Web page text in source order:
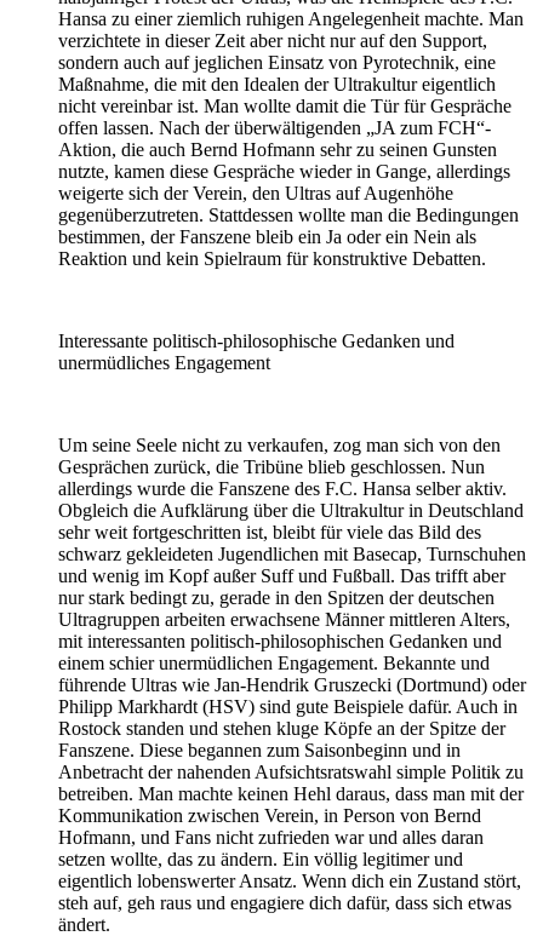
Hansa zu einer ziemlich ruhigen Angelegenheit machte. Man
verzichtete in dieser Zeit aber nicht nur auf den Support,
sondern auch auf jeglichen Einsatz von Pyrotechnik, eine
Maßnahme, die mit den Idealen der Ultrakultur eigentlich
nicht vereinbar ist. Man wollte damit die Tür für Gespräche
offen lassen. Nach der überwältigenden „JA zum FCH“-
Aktion, die auch Bernd Hofmann sehr zu seinen Gunsten
nutzte, kamen diese Gespräche wieder in Gange, allerdings
weigerte sich der Verein, den Ultras auf Augenhöhe
gegenüberzutreten. Stattdessen wollte man die Bedingungen
bestimmen, der Fanszene bleib ein Ja oder ein Nein als
Reaktion und kein Spielraum für konstruktive Debatten.
Interessante politisch-philosophische Gedanken und
unermüdliches Engagement
Um seine Seele nicht zu verkaufen, zog man sich von den
Gesprächen zurück, die Tribüne blieb geschlossen. Nun
allerdings wurde die Fanszene des F.C. Hansa selber aktiv.
Obgleich die Aufklärung über die Ultrakultur in Deutschland
sehr weit fortgeschritten ist, bleibt für viele das Bild des
schwarz gekleideten Jugendlichen mit Basecap, Turnschuhen
und wenig im Kopf außer Suff und Fußball. Das trifft aber
nur stark bedingt zu, gerade in den Spitzen der deutschen
Ultragruppen arbeiten erwachsene Männer mittleren Alters,
mit interessanten politisch-philosophischen Gedanken und
einem schier unermüdlichen Engagement. Bekannte und
führende Ultras wie Jan-Hendrik Gruszecki (Dortmund) oder
Philipp Markhardt (HSV) sind gute Beispiele dafür. Auch in
Rostock standen und stehen kluge Köpfe an der Spitze der
Fanszene. Diese begannen zum Saisonbeginn und in
Anbetracht der nahenden Aufsichtsratswahl simple Politik zu
betreiben. Man machte keinen Hehl daraus, dass man mit der
Kommunikation zwischen Verein, in Person von Bernd
Hofmann, und Fans nicht zufrieden war und alles daran
setzen wollte, das zu ändern. Ein völlig legitimer und
eigentlich lobenswerter Ansatz. Wenn dich ein Zustand stört,
steh auf, geh raus und engagiere dich dafür, dass sich etwas
ändert.